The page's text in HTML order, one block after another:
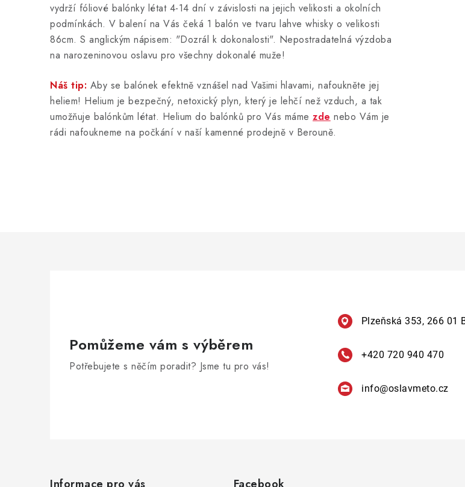
vydrží fóliové balónky létat 4-14 dní v závislosti na jejich velikosti a okolních
podmínkách. V balení na Vás čeká 1 balón ve tvaru lahve whisky o velikosti
86cm. S anglickým nápisem: "Dozrál k dokonalosti". Nepostradatelná výzdoba
na narozeninovou oslavu pro všechny dokonalé muže!
Náš tip: Aby se balónek efektně vznášel nad Vašimi hlavami, nafoukněte jej
heliem! Helium je bezpečný, netoxický plyn, který je lehčí než vzduch, a tak
umožňuje balónkům létat. Helium do balónků pro Vás máme zde nebo Vám je
rádi nafoukneme na počkání v naší kamenné prodejně v Berouně.
Pomůžeme vám s výběrem
Potřebujete s něčím poradit? Jsme tu pro vás!
Plzeňská 353, 266 01
+420 720 940 470
info@oslavmeto.cz